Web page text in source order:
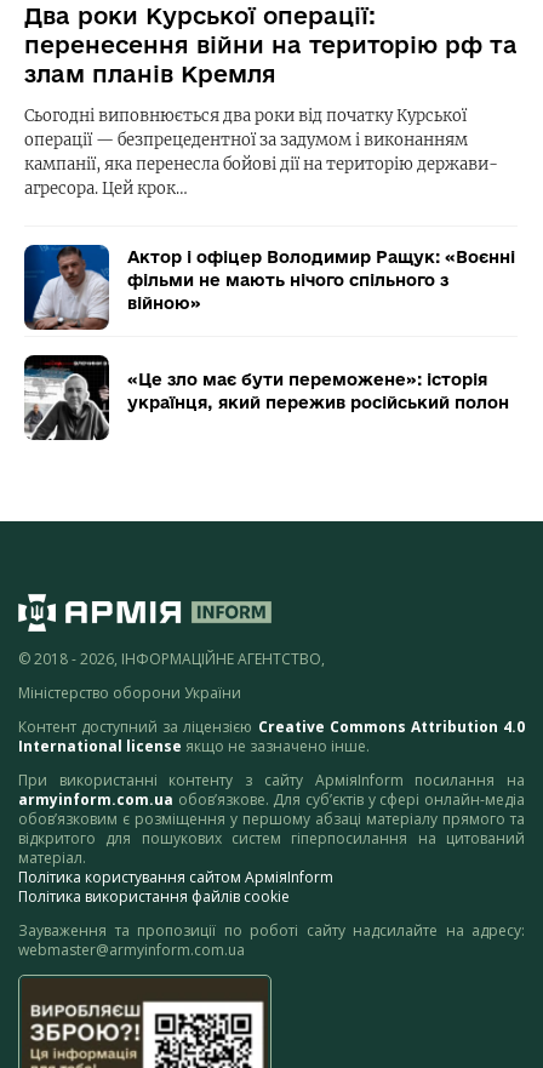
Два роки Курської операції:
перенесення війни на територію рф та
злам планів Кремля
Сьогодні виповнюється два роки від початку Курської
операції — безпрецедентної за задумом і виконанням
кампанії, яка перенесла бойові дії на територію держави-
агресора. Цей крок…
Актор і офіцер Володимир Ращук: «Воєнні
фільми не мають нічого спільного з
війною»
«Це зло має бути переможене»: історія
українця, який пережив російський полон
© 2018 - 2026, ІНФОРМАЦІЙНЕ АГЕНТСТВО,
Міністерство оборони України
Контент доступний за ліцензією Creative Commons Attribution 4.0
International license якщо не зазначено інше.
При використанні контенту з сайту АрміяInform посилання на
armyinform.com.ua обов’язкове. Для суб’єктів у сфері онлайн-медіа
обов’язковим є розміщення у першому абзаці матеріалу прямого та
відкритого для пошукових систем гіперпосилання на цитований
матеріал.
Політика користування сайтом АрміяInform
Політика використання файлів cookie
Зауваження та пропозиції по роботі сайту надсилайте на адресу:
webmaster@armyinform.com.ua